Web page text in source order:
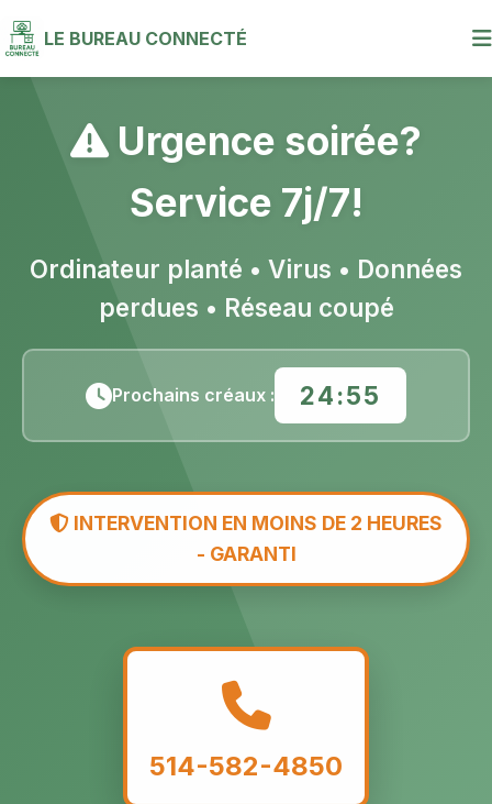
LE BUREAU CONNECTÉ
Urgence soirée?
Service 7j/7!
Ordinateur planté • Virus • Données
perdues • Réseau coupé
Prochains créaux : 24:54
INTERVENTION EN MOINS DE 2 HEURES
- GARANTI
514-582-4850